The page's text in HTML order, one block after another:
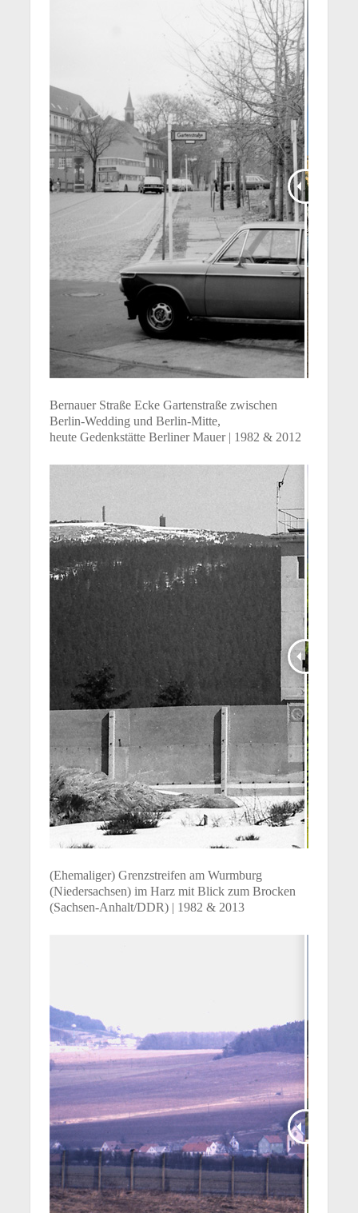
Bernauer Straße Ecke Gartenstraße zwischen
Berlin-Wedding und Berlin-Mitte,
heute Gedenkstätte Berliner Mauer | 1982 & 2012
(Ehemaliger) Grenzstreifen am Wurmburg
(Niedersachsen) im Harz mit Blick zum Brocken
(Sachsen-Anhalt/DDR) | 1982 & 2013